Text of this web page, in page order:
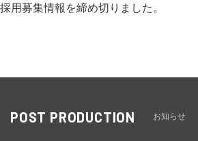
採用募集情報を締め切りました。
POST PRODUCTION お知らせ